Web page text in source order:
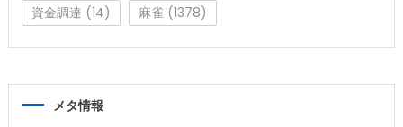
資金調達 (14) 麻雀(1378)
メタ情報